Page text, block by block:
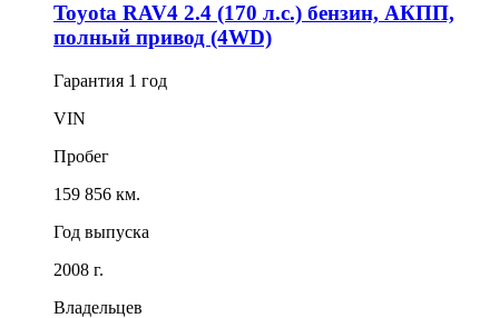
Toyota RAV4 2.4 (170 л.с.) бензин, АКПП,
полный привод (4WD)
Гарантия 1 год
VIN
Пробег
159 856 км.
Год выпуска
2008 г.
Владельцев